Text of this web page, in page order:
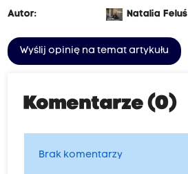
Autor: Natalia Feluś
Wyślij opinię na temat artykułu
Komentarze (0)
Brak komentarzy